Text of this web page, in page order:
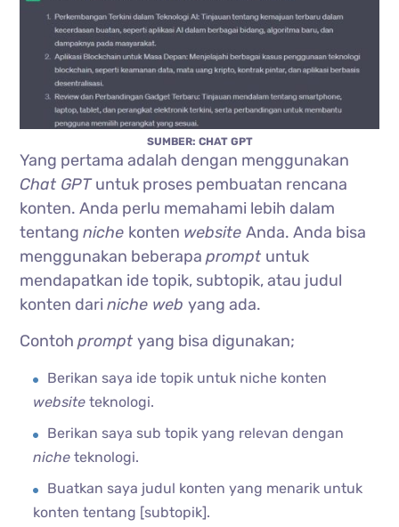
SUMBER: CHAT GPT
Yang pertama adalah dengan menggunakan
Chat GPTuntuk proses pembuatan rencana
konten. Anda perlu memahami lebih dalam
tentangniche konten websiteAnda. Anda bisa
menggunakan beberapaprompt untuk
mendapatkan ide topik, subtopik, atau judul
konten dariniche webyang ada.
Contohpromptyang bisa digunakan;
Berikan saya ide topik untuk niche konten
websiteteknologi.
Berikan saya sub topik yang relevan dengan
niche teknologi.
Buatkan saya judul konten yang menarik untuk
konten tentang [subtopik].